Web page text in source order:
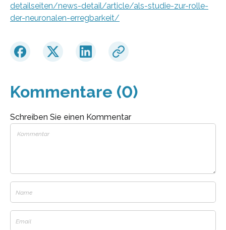
detailseiten/news-detail/article/als-studie-zur-rolle-
der-neuronalen-erregbarkeit/
Kommentare (0)
Schreiben Sie einen Kommentar